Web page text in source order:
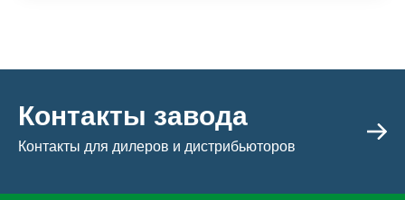
Контакты завода
Контакты для дилеров и дистрибьюторов